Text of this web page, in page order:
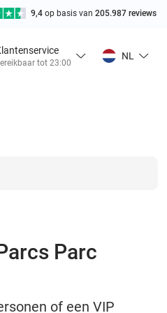
9,4 op basis van 205.987 reviews
tot 23:00
NL
Parc
of een VIP